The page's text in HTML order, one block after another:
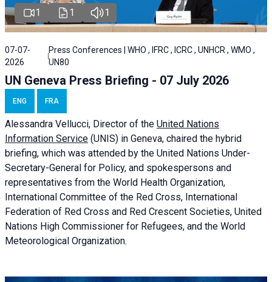
1 1 1
07-07-
2026
Press Conferences | WHO , IFRC , ICRC , UNHCR , WMO ,
UN80
UN Geneva Press Briefing - 07 July 2026
ENG FRA
Alessandra Vellucci, Director of the United Nations
Information Service (UNIS) in Geneva, chaired the hybrid
briefing, which was attended by the United Nations Under-
Secretary-General for Policy, and spokespersons and
representatives from the World Health Organization,
International Committee of the Red Cross, International
Federation of Red Cross and Red Crescent Societies, United
Nations High Commissioner for Refugees, and the World
Meteorological Organization.